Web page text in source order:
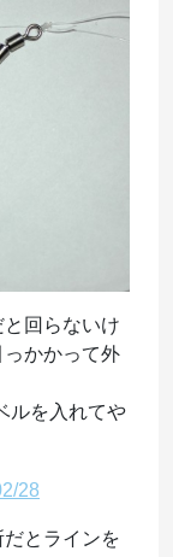
回らないけ
かかって外
ルを入れてや
とラインを